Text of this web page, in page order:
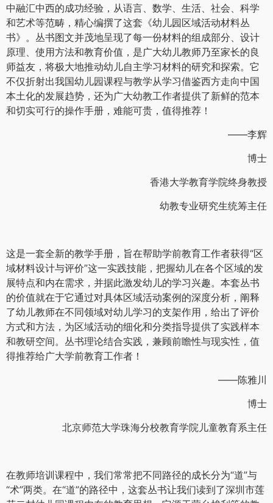
中融汇中西的成功经验，从语言、数学、生活、社会、科学
和艺术等范畴，精心编撰了这套《幼儿园区域活动材料丛
书》。丛书图文并茂地呈现了每一份材料的组成部分、设计
原理、使用方法和教育价值，是广大幼儿教师乃至家长的良
师益友，将极大地推动幼儿自主学习材料的研究和探索。它
不仅折射出我国幼儿园课程与教学从学习借鉴西方走向中国
本土化的发展趋势，还为广大幼教工作者提供了新鲜的范本
和切实可行的操作手册，难能可贵，值得推荐！
——李辉
博士
香港大学教育学院终身教授
幼教专业研究生统筹主任
这是一套全新的教学手册，旨在帮助学前教育工作者获得“区
域材料设计与评价”这一实践技能，把握幼儿在各个区域的发
展特点和内在需求，并据此激发幼儿的学习兴趣。本套丛书
的价值就在于它通过对具体区域活动案例的深度分析，阐释
了幼儿教师在不同领域对幼儿学习的支架作用，给出了评价
方式和方法，为区域活动的细化和分类指导提供了实践样本
和教研空间。丛书理论结合实践，兼顾前瞻性与现实性，值
得推荐给广大学前教育工作者！
——陈雅川
博士
北京师范大学珠海分校教育学院儿童教育系主任
在教师培训课程中，我们常常把不同路径的成长分为“道”与
“术”两类。在“道”的路径中，这套丛书让我们读到了深圳市莲